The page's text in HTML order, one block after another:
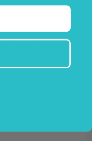
Darí sa mu
Afrike. Používa
mäsa,